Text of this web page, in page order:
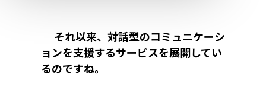
─ それ以来、対話型のコミュニケーシ
ョンを支援するサービスを展開してい
るのですね。